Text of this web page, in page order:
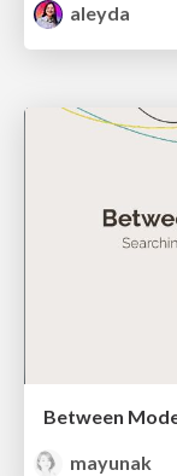
aleyda
Between
mayunak